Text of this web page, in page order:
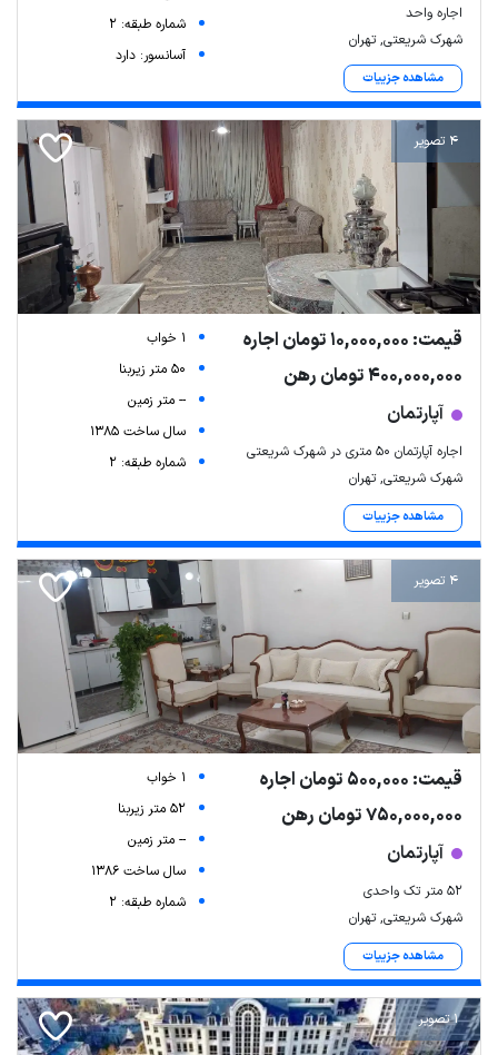
اجاره واحد
شهرک شریعتی, تهران
مشاهده جزییات
شماره طبقه: 2
آسانسور: دارد
4 تصویر
قیمت: 10,000,000 تومان اجاره
400,000,000 تومان رهن
آپارتمان
اجاره آپارتمان ۵۰ متری در شهرک شریعتی
شهرک شریعتی, تهران
مشاهده جزییات
1 خواب
50 متر زیربنا
-- متر زمین
سال ساخت 1385
شماره طبقه: 2
4 تصویر
قیمت: 500,000 تومان اجاره
750,000,000 تومان رهن
آپارتمان
۵۲ متر تک واحدی
شهرک شریعتی, تهران
مشاهده جزییات
1 خواب
52 متر زیربنا
-- متر زمین
سال ساخت 1386
شماره طبقه: 2
1 تصویر